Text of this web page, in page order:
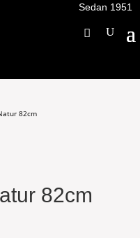
Sedan 1951
82cm
82cm